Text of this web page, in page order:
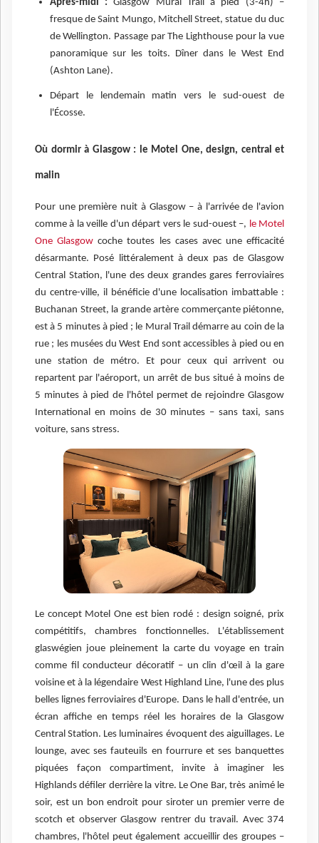
Après-midi : Glasgow Mural Trail à pied (3-4h) –
fresque de Saint Mungo, Mitchell Street, statue du duc
de Wellington. Passage par The Lighthouse pour la vue
panoramique sur les toits. Dîner dans le West End
(Ashton Lane).
Départ le lendemain matin vers le sud-ouest de
l'Écosse.
Où dormir à Glasgow : le Motel One, design, central et
malin
Pour une première nuit à Glasgow – à l'arrivée de l'avion
comme à la veille d'un départ vers le sud-ouest –, le Motel
One Glasgow coche toutes les cases avec une efficacité
désarmante. Posé littéralement à deux pas de Glasgow
Central Station, l'une des deux grandes gares ferroviaires
du centre-ville, il bénéficie d'une localisation imbattable :
Buchanan Street, la grande artère commerçante piétonne,
est à 5 minutes à pied ; le Mural Trail démarre au coin de la
rue ; les musées du West End sont accessibles à pied ou en
une station de métro. Et pour ceux qui arrivent ou
repartent par l'aéroport, un arrêt de bus situé à moins de
5 minutes à pied de l'hôtel permet de rejoindre Glasgow
International en moins de 30 minutes – sans taxi, sans
voiture, sans stress.
Le concept Motel One est bien rodé : design soigné, prix
compétitifs, chambres fonctionnelles. L'établissement
glaswégien joue pleinement la carte du voyage en train
comme fil conducteur décoratif – un clin d'œil à la gare
voisine et à la légendaire West Highland Line, l'une des plus
belles lignes ferroviaires d'Europe. Dans le hall d'entrée, un
écran affiche en temps réel les horaires de la Glasgow
Central Station. Les luminaires évoquent des aiguillages. Le
lounge, avec ses fauteuils en fourrure et ses banquettes
piquées façon compartiment, invite à imaginer les
Highlands défiler derrière la vitre. Le One Bar, très animé le
soir, est un bon endroit pour siroter un premier verre de
scotch et observer Glasgow rentrer du travail. Avec 374
chambres, l'hôtel peut également accueillir des groupes –